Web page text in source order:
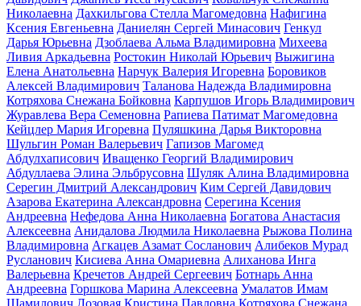
Николаевна Дахкильгова Стелла Магомедовна Нафигина
Ксения Евгеньевна Даниелян Сергей Минасович Генкул
Дарья Юрьевна Дзоблаева Альма Владимировна Михеева
Ливия Аркадьевна Ростокин Николай Юрьевич Выжигина
Елена Анатольевна Нарчук Валерия Игоревна Боровиков
Алексей Владимирович Таланова Надежда Владимировна
Котряхова Снежана Бойковна Карпушов Игорь Владимирович
Журавлева Вера Семеновна Рапиева Патимат Магомедовна
Кейцлер Мария Игоревна Пуляшкина Дарья Викторовна
Шульгин Роман Валерьевич Гапизов Магомед
Абдулхаписович Иващенко Георгий Владимирович
Абдуллаева Элина Эльбрусовна Шуляк Алина Владимировна
Серегин Дмитрий Александрович Ким Сергей Давидович
Азарова Екатерина Александровна Серегина Ксения
Андреевна Нефедова Анна Николаевна Богатова Анастасия
Алексеевна Анидалова Людмила Николаевна Рыжова Полина
Владимировна Агкацев Азамат Сосланович Алибеков Мурад
Русланович Кисиева Анна Омариевна Алиханова Инга
Валерьевна Кречетов Андрей Сергеевич Ботнарь Анна
Андреевна Горшкова Марина Алексеевна Умалатов Имам